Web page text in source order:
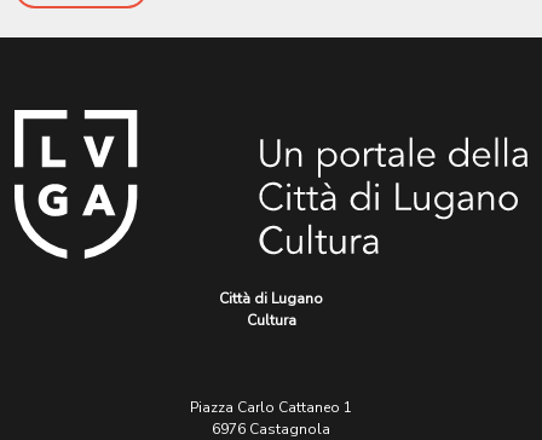
Città di Lugano
Cultura
Piazza Carlo Cattaneo 1
6976 Castagnola